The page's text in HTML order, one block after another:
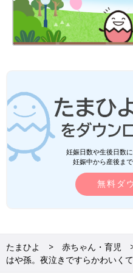
妊娠日数や生後日数
妊娠中から産後ま
無料ダ
たまひよ 赤ちゃん・育児
はや孫。夜泣きですらかわいくて